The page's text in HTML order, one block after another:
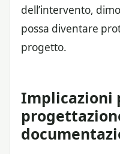
dell’intervento,
possa diventare
progetto.
Implicazioni